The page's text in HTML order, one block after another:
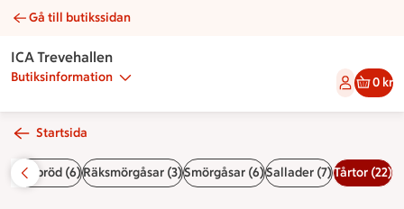
Tårtor | Catering ICA Trevehallen
Gå till butikssidan
ICA Trevehallen
Butiksinformation 0 kr
Startsida
(6)Räksmörgåsar (3)Smörgåsar (6)Sallader (7)Tårtor (22)